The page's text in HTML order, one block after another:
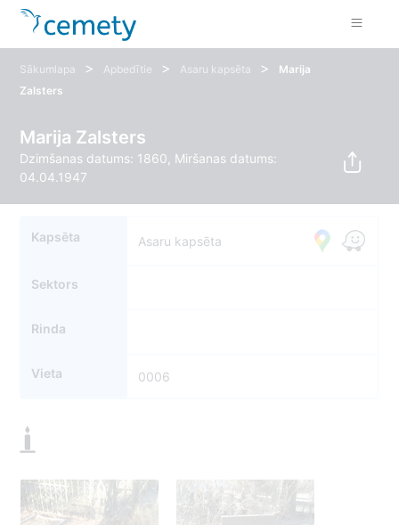
Sākumlapa > Apbedītie > Asaru kapsēta >
Marija
Zalsters
Marija Zalsters
Dzimšanas datums: 1860, Miršanas datums:
04.04.1947
Kapsēta Asaru kapsēta
Sektors
Rinda
Vieta 0006